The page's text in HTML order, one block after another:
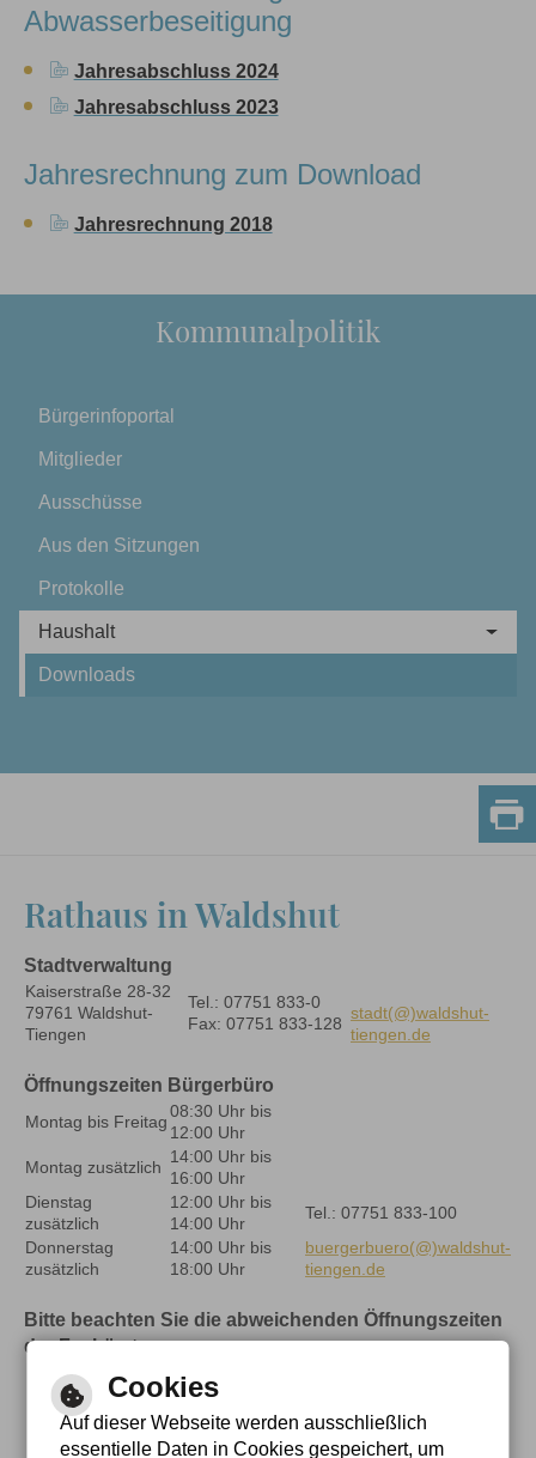
Abwasserbeseitigung
Jahresabschluss 2024
Jahresabschluss 2023
Jahresrechnung zum Download
Jahresrechnung 2018
Kommunalpolitik
Bürgerinfoportal
Mitglieder
Ausschüsse
Aus den Sitzungen
Protokolle
Haushalt
Downloads
Rathaus in Waldshut
Stadtverwaltung
Kaiserstraße 28-32
79761 Waldshut-
Tiengen
Tel.: 07751 833-0
Fax: 07751 833-128
stadt(@)waldshut-
tiengen.de
Öffnungszeiten Bürgerbüro
Montag bis Freitag
08:30 Uhr bis
12:00 Uhr
Montag zusätzlich
14:00 Uhr bis
16:00 Uhr
Dienstag
zusätzlich
12:00 Uhr bis
14:00 Uhr
Tel.: 07751 833-100
Donnerstag
zusätzlich
14:00 Uhr bis
18:00 Uhr
buergerbuero(@)waldshut-
tiengen.de
Bitte beachten Sie die abweichenden Öffnungszeiten
der Fachämter
Cookies
Auf dieser Webseite werden ausschließlich
essentielle Daten in Cookies gespeichert, um